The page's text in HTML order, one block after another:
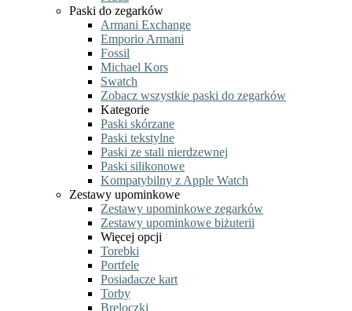
Paski do zegarków
Armani Exchange
Emporio Armani
Fossil
Michael Kors
Swatch
Zobacz wszystkie paski do zegarków
Kategorie
Paski skórzane
Paski tekstylne
Paski ze stali nierdzewnej
Paski silikonowe
Kompatybilny z Apple Watch
Zestawy upominkowe
Zestawy upominkowe zegarków
Zestawy upominkowe biżuterii
Więcej opcji
Torebki
Portfele
Posiadacze kart
Torby
Breloczki